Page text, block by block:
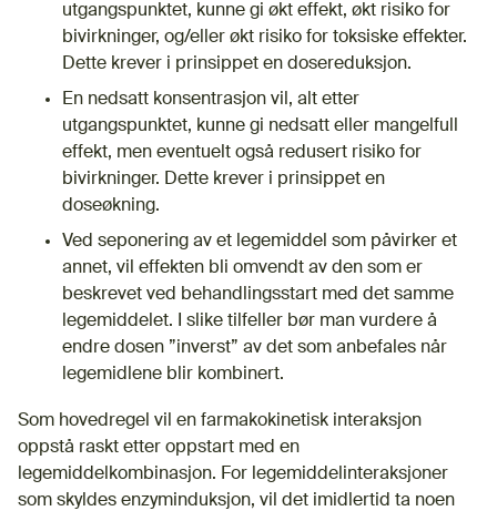
utgangspunktet, kunne gi økt effekt, økt risiko for
bivirkninger, og/eller økt risiko for toksiske effekter.
Dette krever i prinsippet en dosereduksjon.
En nedsatt konsentrasjon vil, alt etter
utgangspunktet, kunne gi nedsatt eller mangelfull
effekt, men eventuelt også redusert risiko for
bivirkninger. Dette krever i prinsippet en
doseøkning.
Ved seponering av et legemiddel som påvirker et
annet, vil effekten bli omvendt av den som er
beskrevet ved behandlingsstart med det samme
legemiddelet. I slike tilfeller bør man vurdere å
endre dosen ”inverst” av det som anbefales når
legemidlene blir kombinert.
Som hovedregel vil en farmakokinetisk interaksjon
oppstå raskt etter oppstart med en
legemiddelkombinasjon. For legemiddelinteraksjoner
som skyldes enzyminduksjon, vil det imidlertid ta noen